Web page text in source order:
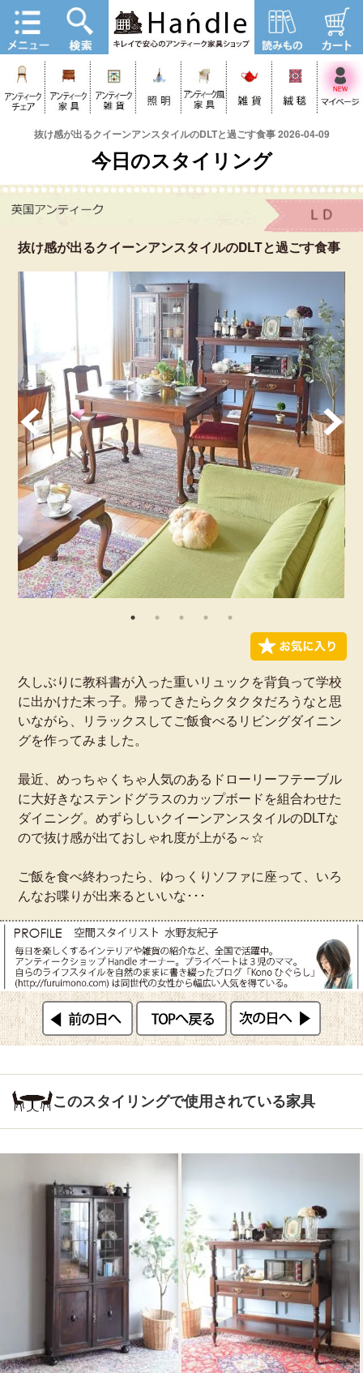
抜け感が出るクイーンアンスタイルのDLTと過ごす食事 2026-04-09
今日のスタイリング
抜け感が出るクイーンアンスタイルのDLTと過ごす食事
久しぶりに教科書が入った重いリュックを背負って学校
に出かけた末っ子。帰ってきたらクタクタだろうなと思
いながら、リラックスしてご飯食べるリビングダイニン
グを作ってみました。
最近、めっちゃくちゃ人気のあるドローリーフテーブル
に大好きなステンドグラスのカップボードを組合わせた
ダイニング。めずらしいクイーンアンスタイルのDLTな
ので抜け感が出ておしゃれ度が上がる～☆
ご飯を食べ終わったら、ゆっくりソファに座って、いろ
んなお喋りが出来るといいな･･･
このスタイリングで使用されている家具